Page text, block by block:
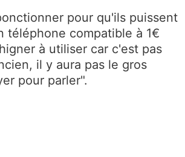
pour qu'ils puissent
téléphone compatible à 1€
à utiliser car c'est pas
il y aura pas le gros
pour parler".